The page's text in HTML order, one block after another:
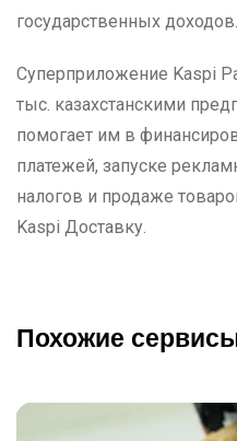
государственных доходов.
Суперприложение Kaspi
тыс. казахстанскими
помогает им в
платежей, запуске
налогов и продаже
Kaspi Доставку.
Похожие